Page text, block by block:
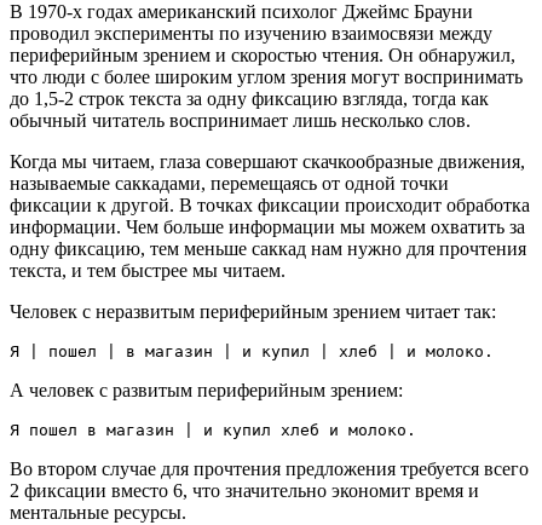
В 1970-х годах американский психолог Джеймс Брауни
проводил эксперименты по изучению взаимосвязи между
периферийным зрением и скоростью чтения. Он обнаружил,
что люди с более широким углом зрения могут воспринимать
до 1,5-2 строк текста за одну фиксацию взгляда, тогда как
обычный читатель воспринимает лишь несколько слов.
Когда мы читаем, глаза совершают скачкообразные движения,
называемые саккадами, перемещаясь от одной точки
фиксации к другой. В точках фиксации происходит обработка
информации. Чем больше информации мы можем охватить за
одну фиксацию, тем меньше саккад нам нужно для прочтения
текста, и тем быстрее мы читаем.
Человек с неразвитым периферийным зрением читает так:
Я | пошел | в магазин | и купил | хлеб | и молоко.
А человек с развитым периферийным зрением:
Я пошел в магазин | и купил хлеб и молоко.
Во втором случае для прочтения предложения требуется всего
2 фиксации вместо 6, что значительно экономит время и
ментальные ресурсы.